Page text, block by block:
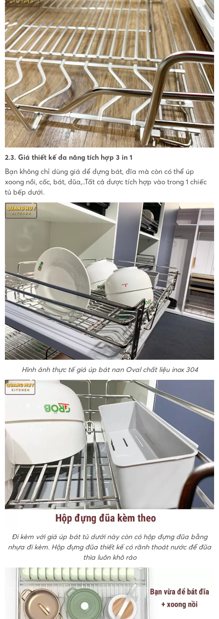
2.3. Giá thiết kế đa năng tích hợp 3 in 1
Bạn không chỉ dùng giá để đựng bát, đĩa mà còn có thể úp
xoong nồi, cốc, bát, đũa,..Tất cả được tích hợp vào trong 1 chiếc
tủ bếp dưới.
Hình ảnh thực tế giá úp bát nan Oval chất liệu inox 304
Đi kèm với giá úp bát tủ dưới này còn có hộp đựng đũa bằng
nhựa đi kèm. Hộp đựng đũa thiết kế có rãnh thoát nước để đũa
thìa luôn khô ráo